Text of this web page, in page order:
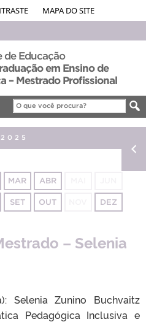
MAPA DO SITE
de Educação
em Ensino de
– Mestrado Profissional
MAR ABR
SET OUT DEZ
– Selenia
Selenia Zunino Buchvaitz
Pedagógica Inclusiva e